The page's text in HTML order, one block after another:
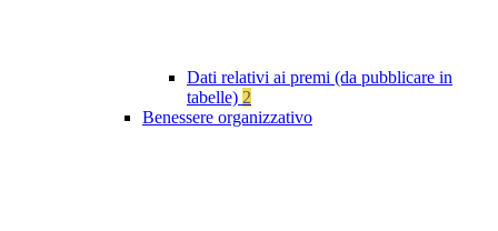
Dati relativi ai premi (da pubblicare in
tabelle) 2
Benessere organizzativo